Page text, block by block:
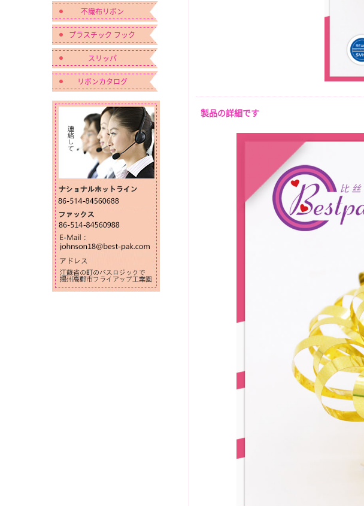
不識布リボン
プラスチック フック
スリッパ
リボンカタログ
製品の詳細です